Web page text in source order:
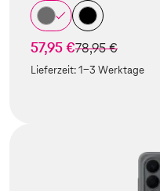
57,95 €statt
78,95 €
Lieferzeit:1-3 Werktage